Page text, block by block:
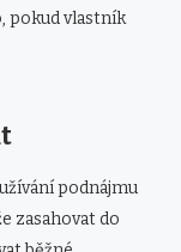
​​pokud vlastník
podnájmu
zasahovat do